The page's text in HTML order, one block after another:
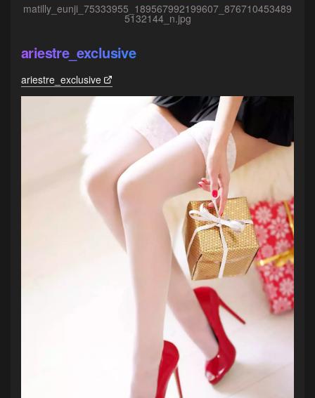
matilly_eunji_75333955_189567992199607_876710453489
5132144_n.jpg
ariestre_exclusive
ariestre_exclusive